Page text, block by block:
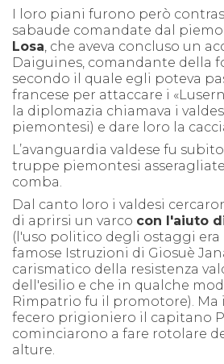
I loro piani furono però
sabaude comandate dal
Losa , che aveva concluso un
Daiguines, comandante della
secondo il quale egli poteva
francese per attaccare i
la diplomazia chiamava i
piemontesi) e dare loro la
L’avanguardia valdese fu
truppe piemontesi
comba.
Dal canto loro i valdesi
di aprirsi un varco con l'aiuto
(l'uso politico degli ostaggi
famose Istruzioni di Giosuè
carismatico della resistenza
dell'esilio e che in qualche
Rimpatrio fu il promotore). Ma
fecero prigioniero il capitano
cominciarono a fare rotolare
alture.